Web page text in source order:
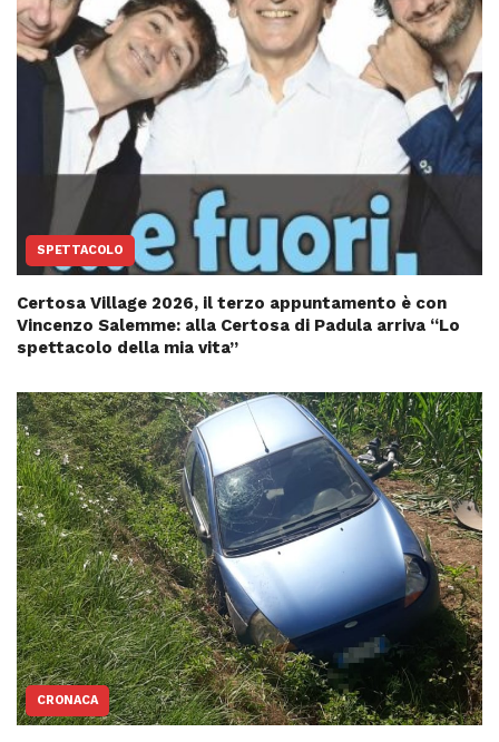
SPETTACOLO
Certosa Village 2026, il terzo appuntamento è con
Vincenzo Salemme: alla Certosa di Padula arriva “Lo
spettacolo della mia vita”
CRONACA